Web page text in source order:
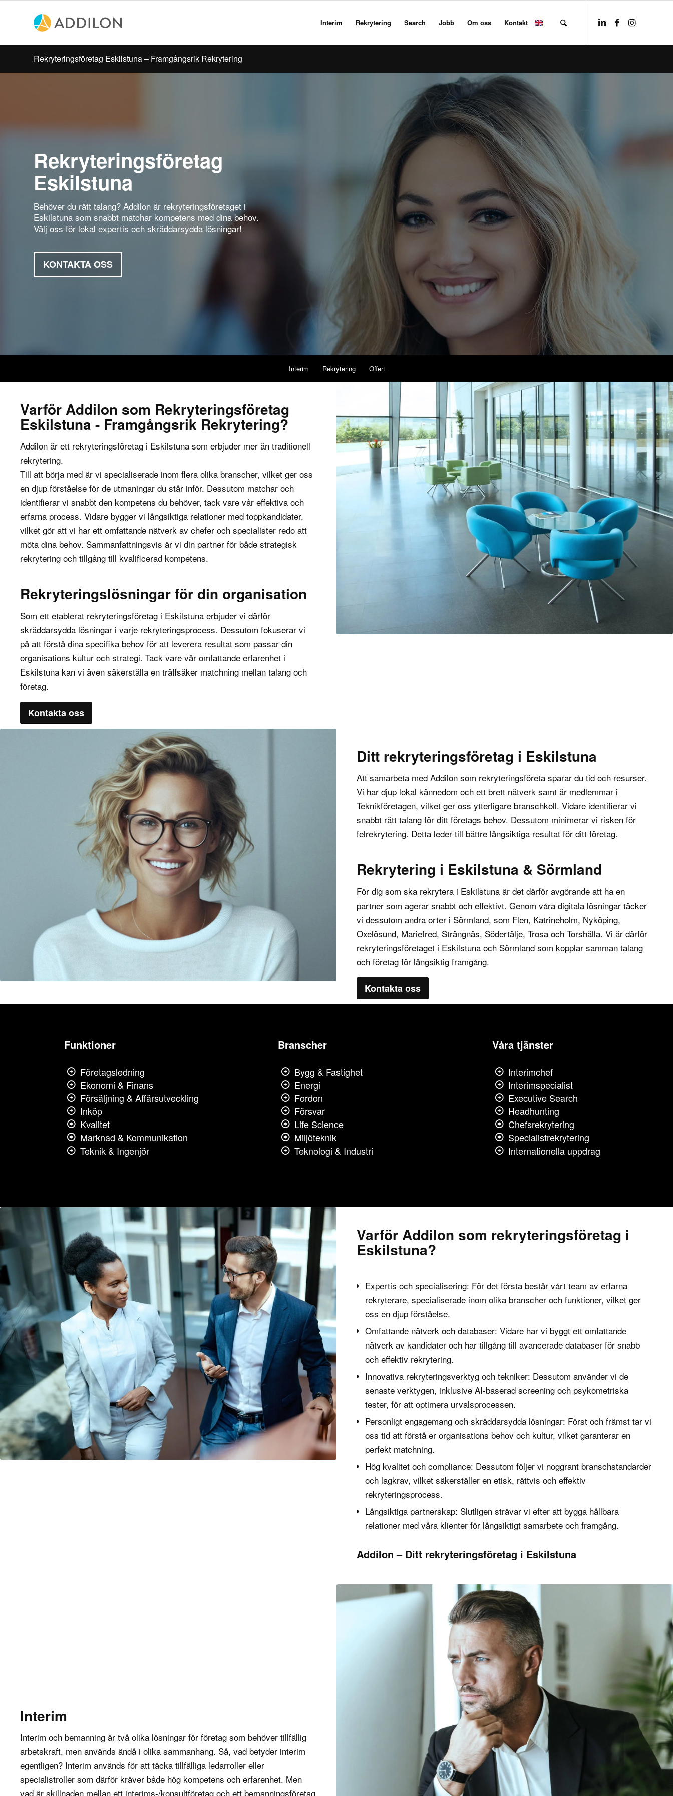
Interim Rekrytering Search Jobb Om oss Kontakt
Rekryteringsföretag Eskilstuna – Framgångsrik Rekrytering
Rekryteringsföretag
Eskilstuna
Behöver du rätt talang? Addilon är rekryteringsföretaget i
Eskilstuna som snabbt matchar kompetens med dina behov.
Välj oss för lokal expertis och skräddarsydda lösningar!
KONTAKTA OSS
Interim Rekrytering Offert
Varför Addilon som Rekryteringsföretag
Eskilstuna - Framgångsrik Rekrytering?
Addilon är ett rekryteringsföretag i Eskilstuna som erbjuder mer än traditionell
rekrytering.
Till att börja med är vi specialiserade inom flera olika branscher, vilket ger oss
en djup förståelse för de utmaningar du står inför. Dessutom matchar och
identifierar vi snabbt den kompetens du behöver, tack vare vår effektiva och
erfarna process. Vidare bygger vi långsiktiga relationer med toppkandidater,
vilket gör att vi har ett omfattande nätverk av chefer och specialister redo att
möta dina behov. Sammanfattningsvis är vi din partner för både strategisk
rekrytering och tillgång till kvalificerad kompetens.
Rekryteringslösningar för din organisation
Som ett etablerat rekryteringsföretag i Eskilstuna erbjuder vi därför
skräddarsydda lösningar i varje rekryteringsprocess. Dessutom fokuserar vi
på att förstå dina specifika behov för att leverera resultat som passar din
organisations kultur och strategi. Tack vare vår omfattande erfarenhet i
Eskilstuna kan vi även säkerställa en träffsäker matchning mellan talang och
företag.
Kontakta oss
Ditt rekryteringsföretag i Eskilstuna
Att samarbeta med Addilon som rekryteringsföreta sparar du tid och resurser.
Vi har djup lokal kännedom och ett brett nätverk samt är medlemmar i
Teknikföretagen, vilket ger oss ytterligare branschkoll. Vidare identifierar vi
snabbt rätt talang för ditt företags behov. Dessutom minimerar vi risken för
felrekrytering. Detta leder till bättre långsiktiga resultat för ditt företag.
Rekrytering i Eskilstuna & Sörmland
För dig som ska rekrytera i Eskilstuna är det därför avgörande att ha en
partner som agerar snabbt och effektivt. Genom våra digitala lösningar täcker
vi dessutom andra orter i Sörmland, som Flen, Katrineholm, Nyköping,
Oxelösund, Mariefred, Strängnäs, Södertälje, Trosa och Torshälla. Vi är därför
rekryteringsföretaget i Eskilstuna och Sörmland som kopplar samman talang
och företag för långsiktig framgång.
Kontakta oss
Funktioner
Företagsledning
Ekonomi & Finans
Försäljning & Affärsutveckling
Inköp
Kvalitet
Marknad & Kommunikation
Teknik & Ingenjör
Branscher
Bygg & Fastighet
Energi
Fordon
Försvar
Life Science
Miljöteknik
Teknologi & Industri
Våra tjänster
Interimchef
Interimspecialist
Executive Search
Headhunting
Chefsrekrytering
Specialistrekrytering
Internationella uppdrag
Varför Addilon som rekryteringsföretag i
Eskilstuna?
Expertis och specialisering: För det första består vårt team av erfarna
rekryterare, specialiserade inom olika branscher och funktioner, vilket ger
oss en djup förståelse.
Omfattande nätverk och databaser: Vidare har vi byggt ett omfattande
nätverk av kandidater och har tillgång till avancerade databaser för snabb
och effektiv rekrytering.
Innovativa rekryteringsverktyg och tekniker: Dessutom använder vi de
senaste verktygen, inklusive AI-baserad screening och psykometriska
tester, för att optimera urvalsprocessen.
Personligt engagemang och skräddarsydda lösningar: Först och främst tar vi
oss tid att förstå er organisations behov och kultur, vilket garanterar en
perfekt matchning.
Hög kvalitet och compliance: Dessutom följer vi noggrant branschstandarder
och lagkrav, vilket säkerställer en etisk, rättvis och effektiv
rekryteringsprocess.
Långsiktiga partnerskap: Slutligen strävar vi efter att bygga hållbara
relationer med våra klienter för långsiktigt samarbete och framgång.
Addilon – Ditt rekryteringsföretag i Eskilstuna
Interim
Interim och bemanning är två olika lösningar för företag som behöver tillfällig
arbetskraft, men används ändå i olika sammanhang. Så,vad betyder interim
egentligen? Interim används för att täcka tillfälliga ledarroller eller
specialistroller som därför kräver både hög kompetens och erfarenhet. Men
vad är skillnaden mellan ett interims-/konsultföretag och ett bemanningsföretag